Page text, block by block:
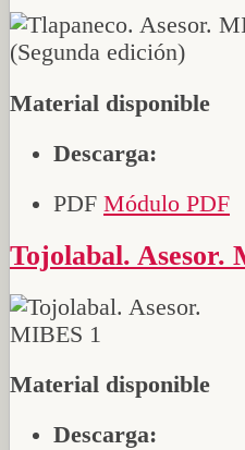
Material disponible
Descarga:
PDF Módulo PDF
Tojolabal. Asesor.
Material disponible
Descarga: